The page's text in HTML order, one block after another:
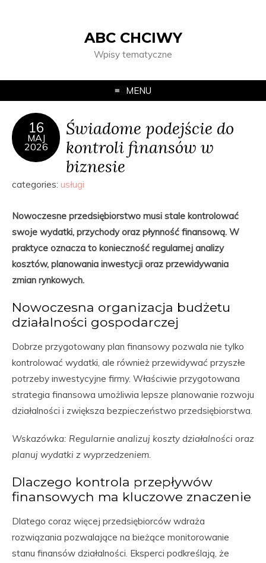
ABC CHCIWY
Wpisy tematyczne
MENU
16
MAJ
2026
Świadome podejście do
kontroli finansów w
biznesie
categories: usługi
Nowoczesne przedsiębiorstwo musi stale kontrolować
swoje wydatki, przychody oraz płynność finansową. W
praktyce oznacza to konieczność regularnej analizy
kosztów, planowania inwestycji oraz przewidywania
zmian rynkowych.
Nowoczesna organizacja budżetu
działalności gospodarczej
Dobrze przygotowany plan finansowy pozwala nie tylko
kontrolować wydatki, ale również przewidywać przyszłe
potrzeby inwestycyjne firmy. Właściwie przygotowana
strategia finansowa umożliwia lepsze planowanie rozwoju
działalności i zwiększa bezpieczeństwo przedsiębiorstwa.
Wskazówka: Regularnie analizuj koszty działalności oraz
planuj wydatki z wyprzedzeniem.
Dlaczego kontrola przepływów
finansowych ma kluczowe znaczenie
Dlatego coraz więcej przedsiębiorców wdraża
rozwiązania pozwalające na bieżące monitorowanie
stanu finansów działalności. Eksperci podkreślają, że